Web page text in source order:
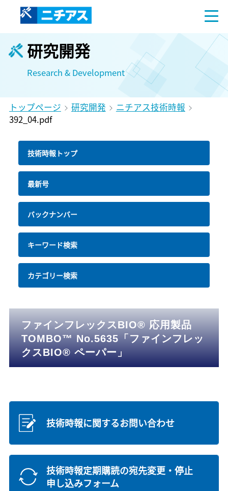
研究開発
Research & Development
トップページ 研究開発
ニチアス技術時報
392_04.pdf
技術時報トップ
最新号
バックナンバー
キーワード検索
カテゴリー検索
ファインフレックスBIO® 応用製品
TOMBO™ No.5635「ファインフレッ
クスBIO® ペーパー」
技術時報に関するお問い合わせ
技術時報定期購読の宛先変更・停止
申し込みフォーム